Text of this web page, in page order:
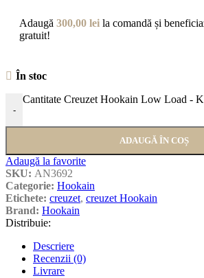
Adaugă 300,00 lei la comandă și
gratuit!
În stoc
-
Cantitate Creuzet Hookain Low Load -
ADAUGĂ ÎN COȘ
Adaugă la favorite
SKU: AN3692
Categorie: Hookain
Etichete: creuzet, creuzet Hookain
Brand: Hookain
Distribuie:
Descriere
Recenzii (0)
Livrare